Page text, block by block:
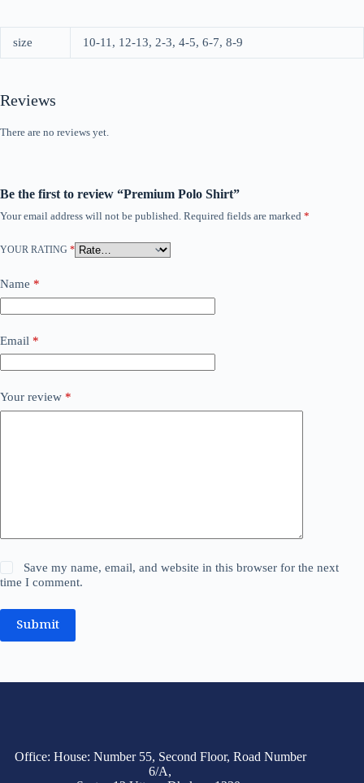
size 10-11, 12-13, 2-3, 4-5, 6-7, 8-9
Reviews
There are no reviews yet.
Be the first to review “Premium Polo Shirt”
Your email address will not be published. Required fields are marked *
YOUR RATING *
Name *
Email *
Your review *
Save my name, email, and website in this browser for the next
time I comment.
Submit
Office: House: Number 55, Second Floor, Road Number
6/A,